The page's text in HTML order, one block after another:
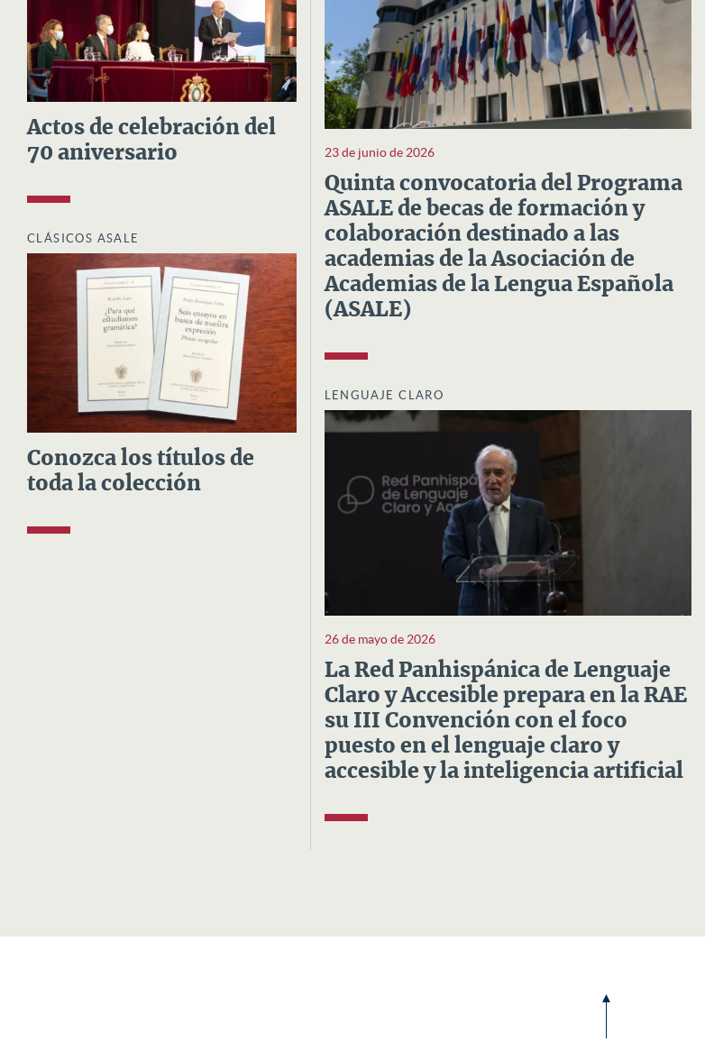
Actos de celebración del
70 aniversario
CLÁSICOS ASALE
Conozca los títulos de
toda la colección
23 de junio de 2026
Quinta convocatoria del Programa
ASALE de becas de formación y
colaboración destinado a las
academias de la Asociación de
Academias de la Lengua Española
(ASALE)
LENGUAJE CLARO
26 de mayo de 2026
La Red Panhispánica de Lenguaje
Claro y Accesible prepara en la RAE
su III Convención con el foco
puesto en el lenguaje claro y
accesible y la inteligencia artificial